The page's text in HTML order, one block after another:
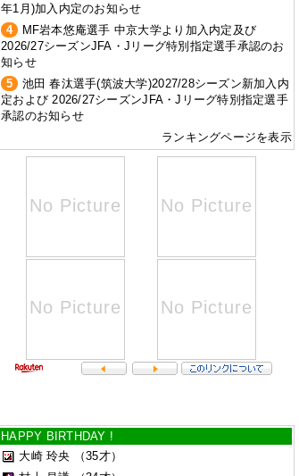
年1月)加入内定のお知らせ
4
MF岩本悠庵選手 中京大学より加入内定及び
2026/27シーズンJFA・Jリーグ特別指定選手承認のお
知らせ
5
池田 春汰選手(筑波大学)2027/28シーズン新加入内
定および 2026/27シーズンJFA・Jリーグ特別指定選手
承認のお知らせ
ランキングページを表示
HAPPY BIRTHDAY !
大崎 玲央
（35才）